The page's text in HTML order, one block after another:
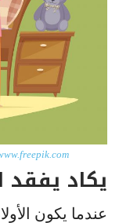
يكاد
عندما يكون